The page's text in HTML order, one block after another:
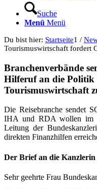
Suche
Menü Menü
Du bist hier: Startseite1 /
Tourismuswirtschaft fordert
Branchenverbände
Hilferuf an die Politik
Tourismuswirtschaft
Die Reisebranche sendet
IHA und RDA wollen im
Leitung der
direkten Finanzhilfen
Der Brief an die Kanzlerin
Sehr geehrte Frau